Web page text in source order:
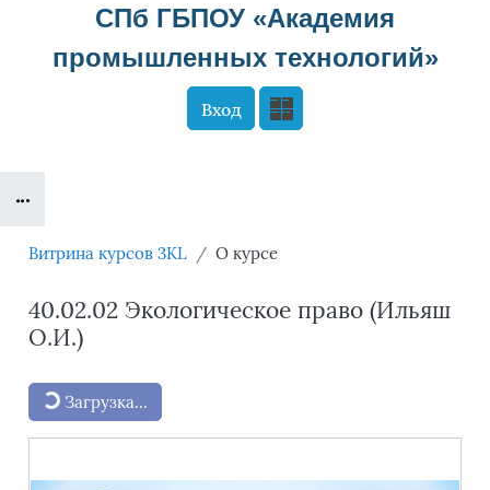
СПб ГБПОУ «Академия
промышленных технологий»
Вход
Витрина курсов 3KL О курсе
40.02.02 Экологическое право (Ильяш
О.И.)
Блоки
Загрузка...